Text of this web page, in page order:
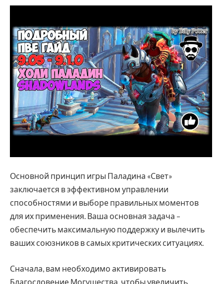
Основной принцип игры Паладина «Свет»
заключается в эффективном управлении
способностями и выборе правильных моментов
для их применения. Ваша основная задача –
обеспечить максимальную поддержку и вылечить
ваших союзников в самых критических ситуациях.
Сначала, вам необходимо активировать
Благословение Могущества, чтобы увеличить